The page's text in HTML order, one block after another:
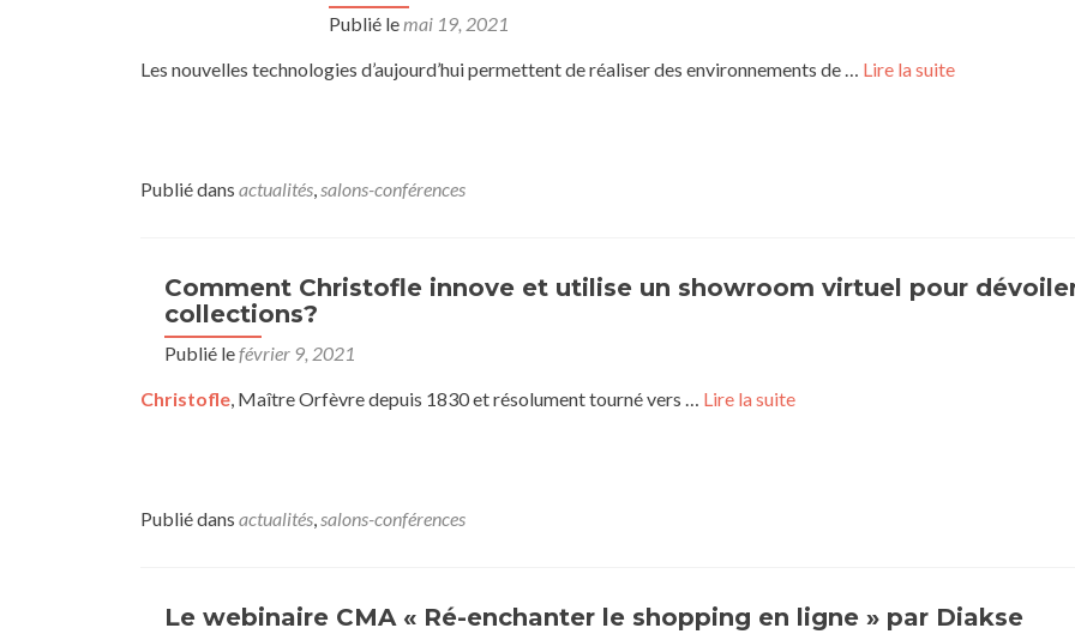
Publié lemai 19, 2021
Les nouvelles technologies d’aujourd’hui permettent de réaliser des environnements de … Lire la suite
Publié dans actualités,salons-conférences
Comment Christofle innove et utilise un showroom virtuel pour
collections?
Publié lefévrier 9, 2021
Christofle, Maître Orfèvre depuis 1830 et résolument tourné vers … Lire la suite
Publié dans actualités,salons-conférences
Le webinaire CMA « Ré-enchanter le shopping en ligne » par Diakse